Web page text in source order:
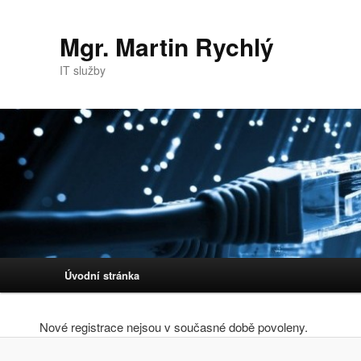
Mgr. Martin Rychlý
IT služby
Hlavní navigační menu
Přejít k hlavnímu obsahu webu
Přejít k obsahu postranního panelu
Úvodní stránka
Nové registrace nejsou v současné době povoleny.